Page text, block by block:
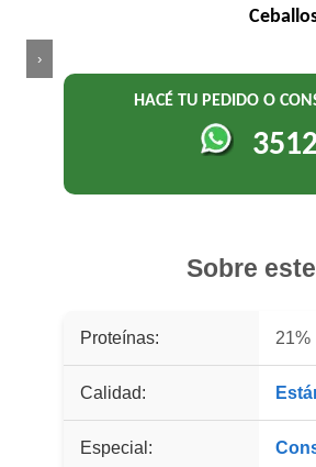
›
HACÉ TU PEDIDO O
Sobre
Proteínas: 21%
Calidad:
Especial: